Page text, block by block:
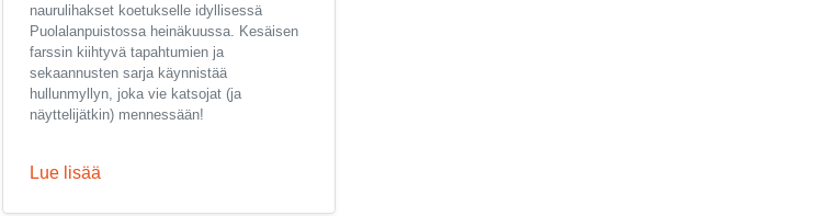
naurulihakset koetukselle idyllisessä
Puolalanpuistossa heinäkuussa. Kesäisen
farssin kiihtyvä tapahtumien ja
sekaannusten sarja käynnistää
hullunmyllyn, joka vie katsojat (ja
näyttelijätkin) mennessään!
Lue lisää